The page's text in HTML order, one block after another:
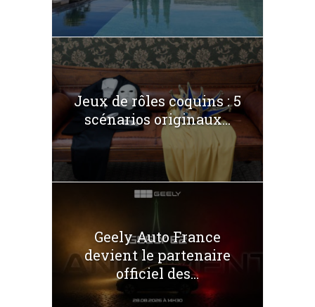
Jeux de rôles coquins : 5
scénarios originaux...
Geely Auto France
devient le partenaire
officiel des...